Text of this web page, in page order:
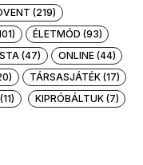
(219)
ÉLETMÓD (93)
(47)
ONLINE (44)
TÁRSASJÁTÉK (17)
KIPRÓBÁLTUK (7)